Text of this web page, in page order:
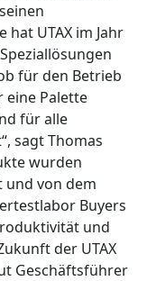
UTAX im Jahr
für den Betrieb
eine Palette
für alle
sagt Thomas
wurden
und von dem
Buyers
und
der UTAX
Geschäftsführer